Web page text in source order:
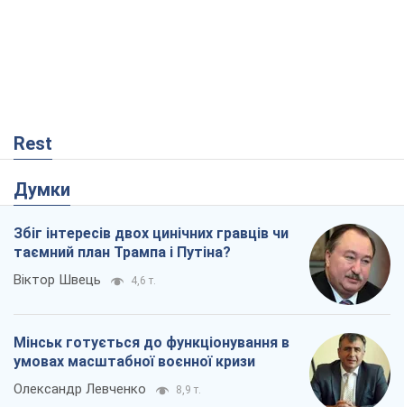
Rest
Думки
Збіг інтересів двох цинічних гравців чи
таємний план Трампа і Путіна?
Віктор Швець 4,6 т.
Мінськ готується до функціонування в
умовах масштабної воєнної кризи
Олександр Левченко 8,9 т.